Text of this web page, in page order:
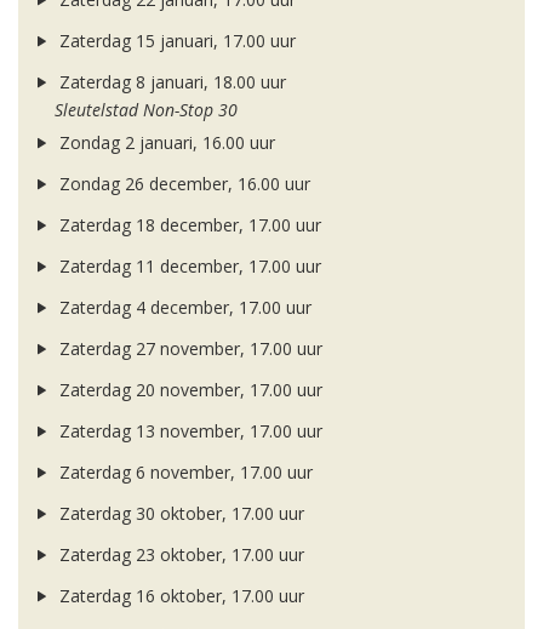
Zaterdag 15 januari, 17.00 uur
Zaterdag 8 januari, 18.00 uur
Sleutelstad Non-Stop 30
Zondag 2 januari, 16.00 uur
Zondag 26 december, 16.00 uur
Zaterdag 18 december, 17.00 uur
Zaterdag 11 december, 17.00 uur
Zaterdag 4 december, 17.00 uur
Zaterdag 27 november, 17.00 uur
Zaterdag 20 november, 17.00 uur
Zaterdag 13 november, 17.00 uur
Zaterdag 6 november, 17.00 uur
Zaterdag 30 oktober, 17.00 uur
Zaterdag 23 oktober, 17.00 uur
Zaterdag 16 oktober, 17.00 uur